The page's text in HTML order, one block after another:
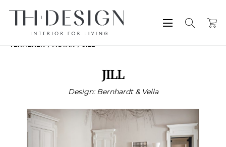
TERMÉKEK ÁGYAK JILL
JILL
Design: Bernhardt & Vella